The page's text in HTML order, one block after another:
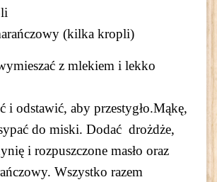
(kilka kropli)
z mlekiem i lekko
i odstawić, aby przestygło.Mąkę,
do miski. Dodać drożdże,
i rozpuszczone masło oraz
Wszystko razem